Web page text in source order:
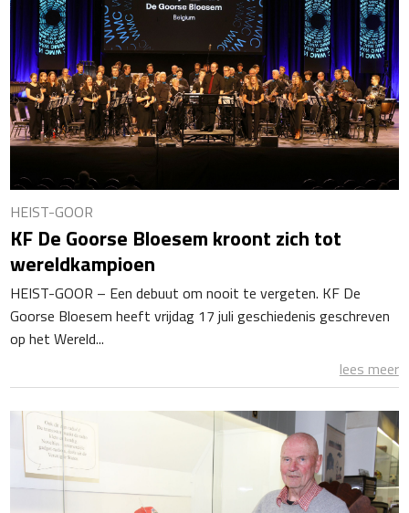
HEIST-GOOR
KF De Goorse Bloesem kroont zich tot
wereldkampioen
HEIST-GOOR – Een debuut om nooit te vergeten. KF De
Goorse Bloesem heeft vrijdag 17 juli geschiedenis geschreven
op het Wereld...
lees meer